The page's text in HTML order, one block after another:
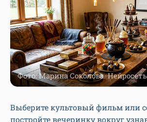
Фото: Марина Соколова. Нейросеть
Выберите культовый фильм или
постройте вечеринку вокруг